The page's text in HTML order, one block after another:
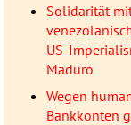
Solidarität
US-
Maduro
Wegen
Bankkonten